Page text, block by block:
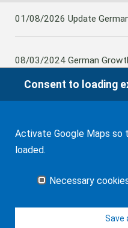
01/08/2026 Update
08/03/2024 German
to German Inheritance
08/02/2024Germany:
Taxation of Lifetime
all news
Consent to loading
Activate Google Maps so
loaded.
Necessary
Save